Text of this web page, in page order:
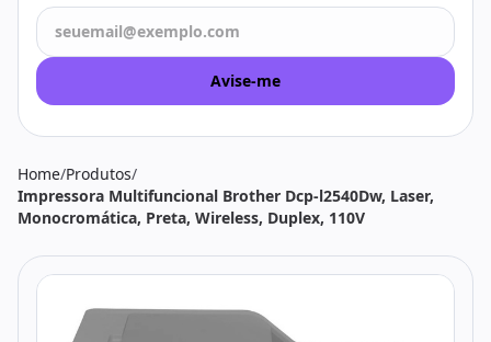
Avise-me
Home/Produtos/
Impressora Multifuncional Brother Dcp-l2540Dw, Laser,
Monocromática, Preta, Wireless, Duplex, 110V